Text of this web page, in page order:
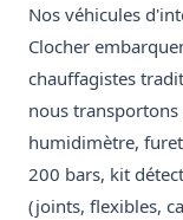
Nos véhicules
Clocher
chauffagistes
nous transportons
humidimètre,
200 bars, kit
(joints, flexibles,